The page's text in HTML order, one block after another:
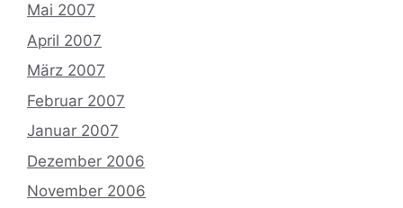
Mai 2007
April 2007
März 2007
Februar 2007
Januar 2007
Dezember 2006
November 2006